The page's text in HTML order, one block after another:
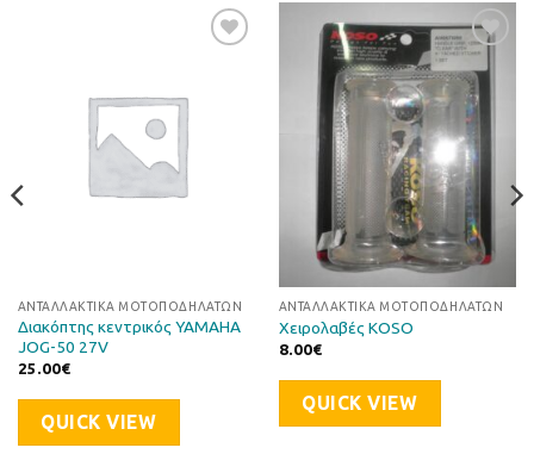
Επιθυμιών
ΑΝΤΑΛΛΑΚΤΙΚΆ ΜΟΤΟΠΟΔΗΛΆΤΩΝ
Διακόπτης κεντρικός YAMAHA
JOG-50 27V
25.00€
QUICK VIEW
Προσθήκη
στη Λίστα
Επιθυμιών
ΑΝΤΑΛΛΑΚΤΙΚΆ ΜΟΤΟΠΟΔΗΛΆΤΩΝ
Χειρολαβές KOSO
8.00€
QUICK VIEW